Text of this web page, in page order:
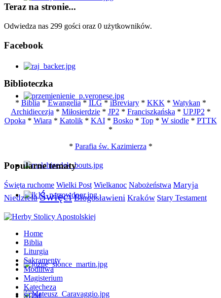
Teraz na stronie...
Odwiedza nas 299 gości oraz 0 użytkowników.
Facebook
Biblioteczka
* Biblia * Ewangelia* ILG * iBreviary* KKK * Watykan *
Archidiecezja * Miłosierdzie* JP2 * Franciszkańska * UPJP2 *
Opoka * Wiara * Katolik* KAI* Bosko* Top* W siodle* PTTK
*
* Parafia św. Kazimierza *
Popularne tematy
Święta ruchome Wielki Post Wielkanoc Nabożeństwa Maryja
Niedziela Święci Błogosławieni Kraków Stary Testament
Home
Biblia
Liturgia
Sakramenty
Modlitwa
Magisterium
Katecheza
ŚDM